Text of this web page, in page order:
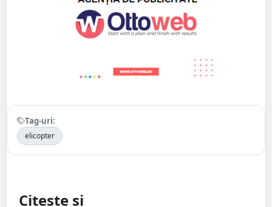
Tag-uri:
elicopter
Citește și